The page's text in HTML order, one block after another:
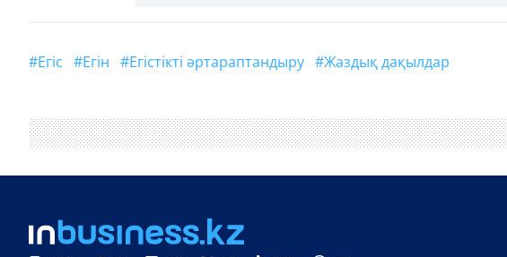
#егіс #егін #егістікті әртараптандыру #жаздық дақылдар